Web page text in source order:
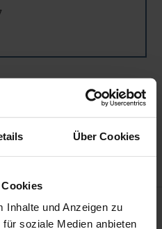
Über Cookies
Inhalte und Anzeigen zu
soziale Medien anbieten